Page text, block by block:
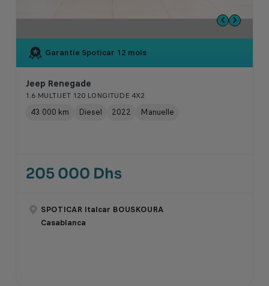
Garantie Spoticar 12 mois
Jeep Renegade
1.6 MULTIJET 120 LONGITUDE 4X2
43 000 km Diesel 2022 Manuelle
205 000 Dhs
SPOTICAR Italcar BOUSKOURA
Casablanca